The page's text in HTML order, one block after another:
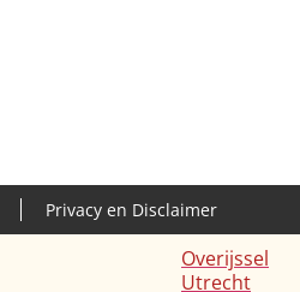
Privacy en Disclaimer
Overijssel
Utrecht